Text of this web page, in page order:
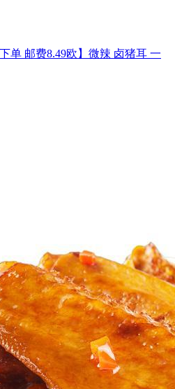
单 邮费8.49欧】微辣 卤猪耳 一